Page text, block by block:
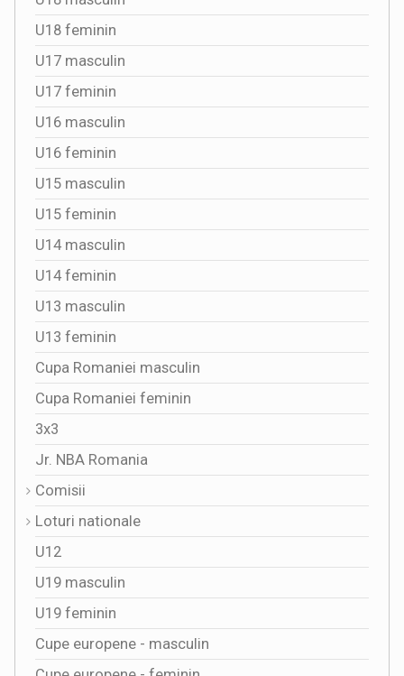
U18 feminin
U17 masculin
U17 feminin
U16 masculin
U16 feminin
U15 masculin
U15 feminin
U14 masculin
U14 feminin
U13 masculin
U13 feminin
Cupa Romaniei masculin
Cupa Romaniei feminin
3x3
Jr. NBA Romania
Comisii
Loturi nationale
U12
U19 masculin
U19 feminin
Cupe europene - masculin